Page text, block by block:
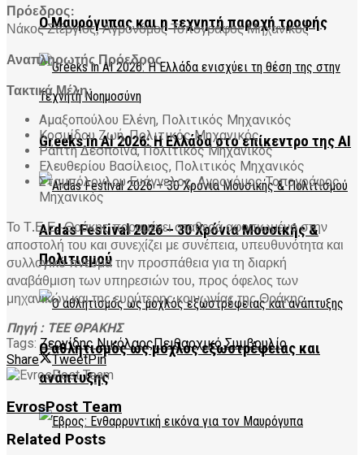
Ο Μαυρόγυπας και η τεχνητή παροχή τροφής
Greeks in AI 2026: Η Ελλάδα στο επίκεντρο της AI
Ardas Festival 2026 – 30 Χρόνια Μουσικής &
Πολιτισμού
Ο αθλητισμός ως μοχλός εξωστρέφειας και
ανάπτυξης
Πρόεδρος:
Νάκος Στέργιος, Αγρονόμος Τοπογράφος Μηχανικός
Αναπληρωτής Πρόεδρος
Τακτικά Μέλη:
Αμαξοπούλου Ελένη, Πολιτικός Μηχανικός
Κοσμίδου Ζωή, Πολιτικός Μηχανικός
Ράπτη Δέσποινα, Πολιτικός Μηχανικός
Ελευθερίου Βασίλειος, Πολιτικός Μηχανικός
Σταμπόλογλου Ευάγγελος, Αγρονόμος Τοπογράφος
Μηχανικός
Το Τ.Ε.Ε.-Θράκης παραμένει σταθερά αφοσιωμένο στην
αποστολή του και συνεχίζει με συνέπεια, υπευθυνότητα και
συλλογικό πνεύμα την προσπάθεια για τη διαρκή
αναβάθμιση των υπηρεσιών του, προς όφελος των
μηχανικών και της ευρύτερης κοινωνίας της Θράκης.
Πηγή : ΤΕΕ ΘΡΑΚΗΣ
Tags: Ζερνίδης ΝικόλαοςΠειθαρχικό Συμβουλίο
Share
TweetPin
EvrosPost Team
Related Posts